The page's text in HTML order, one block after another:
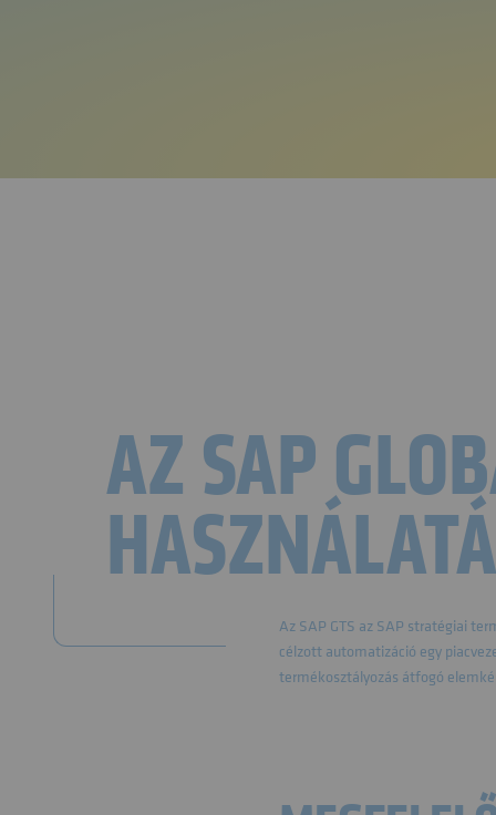
AZ SAP
Az SAP GTS az SAP stratégiai
célzott automatizáció egy
termékosztályozás átfogó